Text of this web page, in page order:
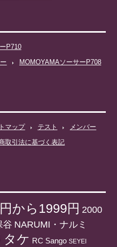
P710
MOMOYAMAソーサーP708
マップ テスト
メンバー
取引法に基づく表記
から1999円 2000
谷 NARUMI・ナルミ
タケ RC Sango SEYEI